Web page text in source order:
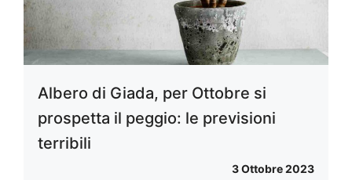
Albero di Giada, per Ottobre si
prospetta il peggio: le previsioni
terribili
3 Ottobre 2023